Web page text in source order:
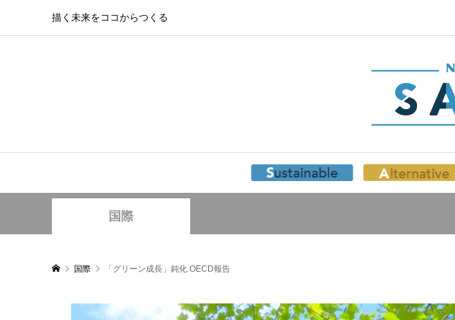
描く未来をココからつくる
国際
国際 「グリーン成長」鈍化 OECD報告